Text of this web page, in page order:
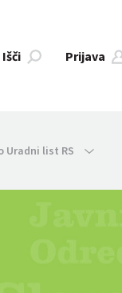
Išči Prijava
Uradni list RS